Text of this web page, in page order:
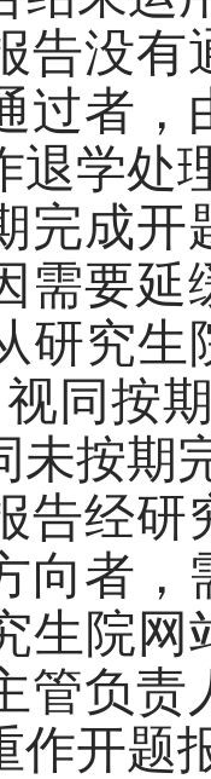
告没
过者
退学处
完成
需要延
研究生
同按
未按期
告经
向者
生院网
管负
作开题